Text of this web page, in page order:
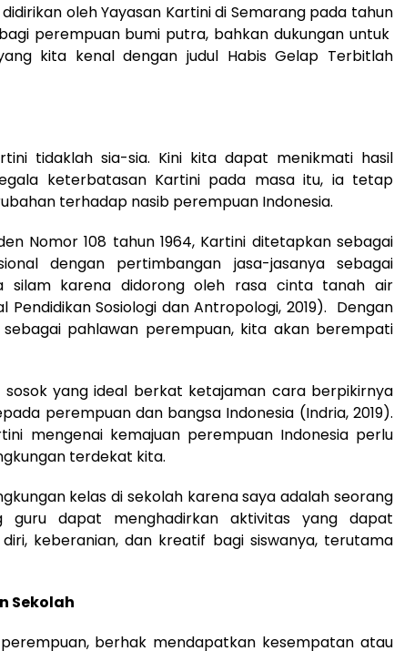
oleh Yayasan Kartini di Semarang pada tahun
perempuan bumi putra, bahkan dukungan untuk
kita kenal dengan judul Habis Gelap Terbitlah
tidaklah sia-sia. Kini kita dapat menikmati hasil
keterbatasan Kartini pada masa itu, ia tetap
terhadap nasib perempuan Indonesia.
Nomor 108 tahun 1964, Kartini ditetapkan sebagai
dengan pertimbangan jasa-jasanya sebagai
silam karena didorong oleh rasa cinta tanah air
Pendidikan Sosiologi dan Antropologi, 2019). Dengan
pahlawan perempuan, kita akan berempati
sosok yang ideal berkat ketajaman cara berpikirnya
perempuan dan bangsa Indonesia (Indria, 2019).
mengenai kemajuan perempuan Indonesia perlu
terdekat kita.
kelas di sekolah karena saya adalah seorang
guru dapat menghadirkan aktivitas yang dapat
keberanian, dan kreatif bagi siswanya, terutama
Sekolah
berhak mendapatkan kesempatan atau